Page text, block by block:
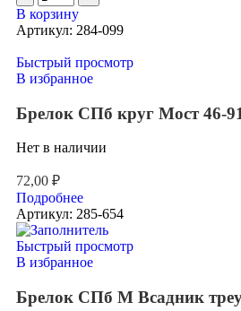
В корзину
Артикул: 284-099
Быстрый просмотр
В избранное
Брелок СПб круг Мост 46-
Нет в наличии
72,00 ₽
Подробнее
Артикул: 285-654
Быстрый просмотр
В избранное
Брелок СПб М Всадник